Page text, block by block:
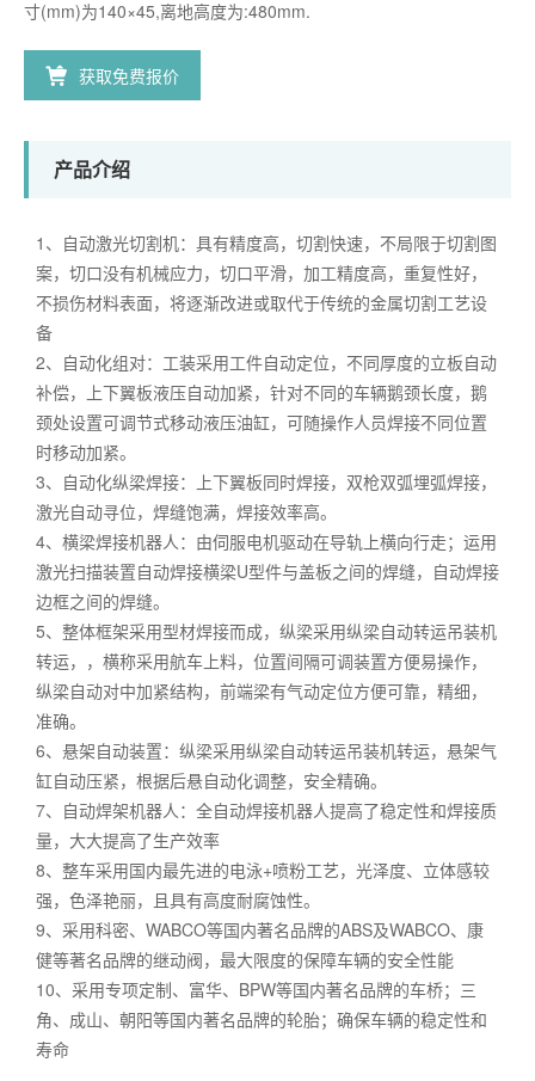
寸(mm)为140×45,离地高度为:480mm.
获取免费报价
产品介绍
1、自动激光切割机：具有精度高，切割快速，不局限于切割图
案，切口没有机械应力，切口平滑，加工精度高，重复性好，
不损伤材料表面，将逐渐改进或取代于传统的金属切割工艺设
备
2、自动化组对：工装采用工件自动定位，不同厚度的立板自动
补偿，上下翼板液压自动加紧，针对不同的车辆鹅颈长度，鹅
颈处设置可调节式移动液压油缸，可随操作人员焊接不同位置
时移动加紧。
3、自动化纵梁焊接：上下翼板同时焊接，双枪双弧埋弧焊接，
激光自动寻位，焊缝饱满，焊接效率高。
4、横梁焊接机器人：由伺服电机驱动在导轨上横向行走；运用
激光扫描装置自动焊接横梁U型件与盖板之间的焊缝，自动焊接
边框之间的焊缝。
5、整体框架采用型材焊接而成，纵梁采用纵梁自动转运吊装机
转运，，横称采用航车上料，位置间隔可调装置方便易操作，
纵梁自动对中加紧结构，前端梁有气动定位方便可靠，精细，
准确。
6、悬架自动装置：纵梁采用纵梁自动转运吊装机转运，悬架气
缸自动压紧，根据后悬自动化调整，安全精确。
7、自动焊架机器人：全自动焊接机器人提高了稳定性和焊接质
量，大大提高了生产效率
8、整车采用国内最先进的电泳+喷粉工艺，光泽度、立体感较
强，色泽艳丽，且具有高度耐腐蚀性。
9、采用科密、WABCO等国内著名品牌的ABS及WABCO、康
健等著名品牌的继动阀，最大限度的保障车辆的安全性能
10、采用专项定制、富华、BPW等国内著名品牌的车桥；三
角、成山、朝阳等国内著名品牌的轮胎；确保车辆的稳定性和
寿命